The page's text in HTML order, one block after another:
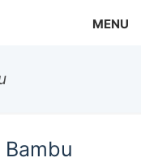
MENU